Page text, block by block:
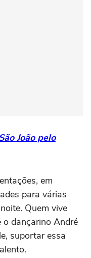
João pelo
em
para várias
Quem vive
o dançarino André
suportar essa